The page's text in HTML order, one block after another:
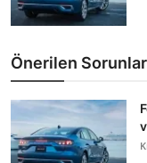
Önerilen Sorunlar